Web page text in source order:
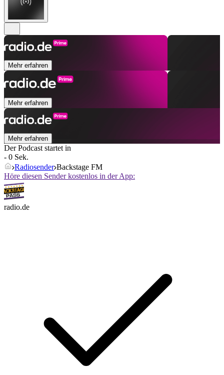
Mehr erfahren
Mehr erfahren
Mehr erfahren
Der Podcast startet in
- 0 Sek.
Radiosender Backstage FM
Höre diesen Sender kostenlos in der App:
radio.de